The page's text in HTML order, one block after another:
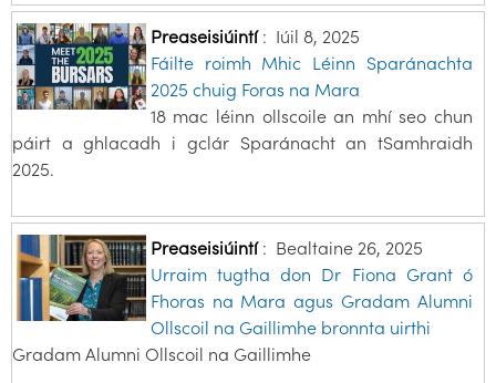
Preaseisiúintí: Iúil 8, 2025
Fáilte roimh Mhic Léinn Sparánachta
2025 chuig Foras na Mara
18 mac léinn ollscoile an mhí seo chun
páirt a ghlacadh i gclár Sparánacht an tSamhraidh
2025.
Preaseisiúintí: Bealtaine 26, 2025
Urraim tugtha don Dr Fiona Grant ó
Fhoras na Mara agus Gradam Alumni
Ollscoil na Gaillimhe bronnta uirthi
Gradam Alumni Ollscoil na Gaillimhe